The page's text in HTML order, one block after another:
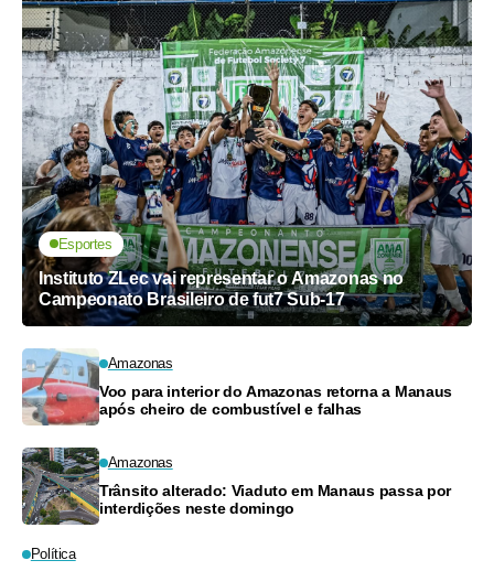
Esportes
Instituto ZLec vai representar o Amazonas no
Campeonato Brasileiro de fut7 Sub-17
Amazonas
Voo para interior do Amazonas retorna a Manaus
após cheiro de combustível e falhas
Amazonas
Trânsito alterado: Viaduto em Manaus passa por
interdições neste domingo
Política